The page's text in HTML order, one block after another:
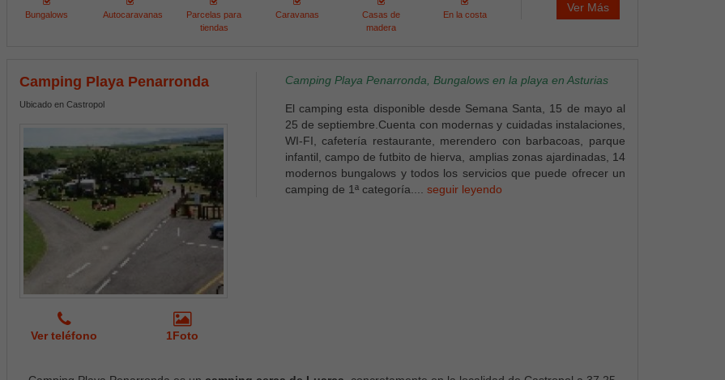
Bungalows Autocaravanas
Parcelas para
tiendas
Caravanas
Casas de
madera
En la costa
Ver Más
Camping Playa Penarronda
Ubicado en Castropol
Ver teléfono 1Foto
Camping Playa Penarronda, Bungalows en la playa en Asturias
El camping esta disponible desde Semana Santa, 15 de mayo al
25 de septiembre.Cuenta con modernas y cuidadas instalaciones,
WI-FI, cafetería restaurante, merendero con barbacoas, parque
infantil, campo de futbito de hierva, amplias zonas ajardinadas, 14
modernos bungalows y todos los servicios que puede ofrecer un
camping de 1ª categoría.... seguir leyendo